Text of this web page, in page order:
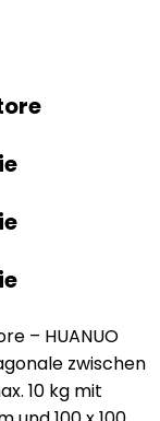
– HUANUO
zwischen
10 kg mit